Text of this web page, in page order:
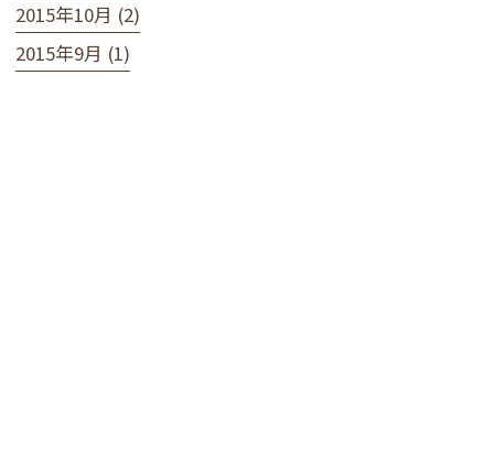
2015年10月 (2)
2015年9月 (1)